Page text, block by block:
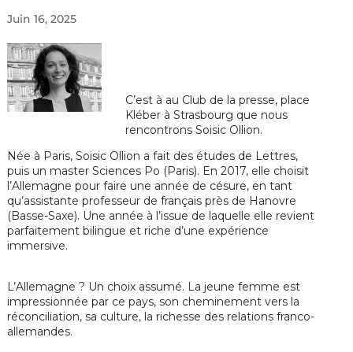
Juin 16, 2025
C’est à au Club de la presse, place
Kléber à Strasbourg que nous
rencontrons Soisic Ollion.
Née à Paris, Soisic Ollion a fait des études de Lettres,
puis un master Sciences Po (Paris). En 2017, elle choisit
l’Allemagne pour faire une année de césure, en tant
qu’assistante professeur de français près de Hanovre
(Basse-Saxe). Une année à l’issue de laquelle elle revient
parfaitement bilingue et riche d’une expérience
immersive.
L’Allemagne ? Un choix assumé. La jeune femme est
impressionnée par ce pays, son cheminement vers la
réconciliation, sa culture, la richesse des relations franco-
allemandes.